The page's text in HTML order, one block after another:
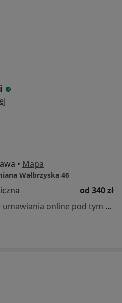
• Mapa
Wałbrzyska 46
od 340 zł
Specjalista nie oferuje umawiania online pod tym adresem.